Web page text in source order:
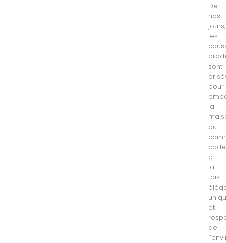
De
nos
jours,
les
sont
pour
la
ou
à
la
fois
et
de